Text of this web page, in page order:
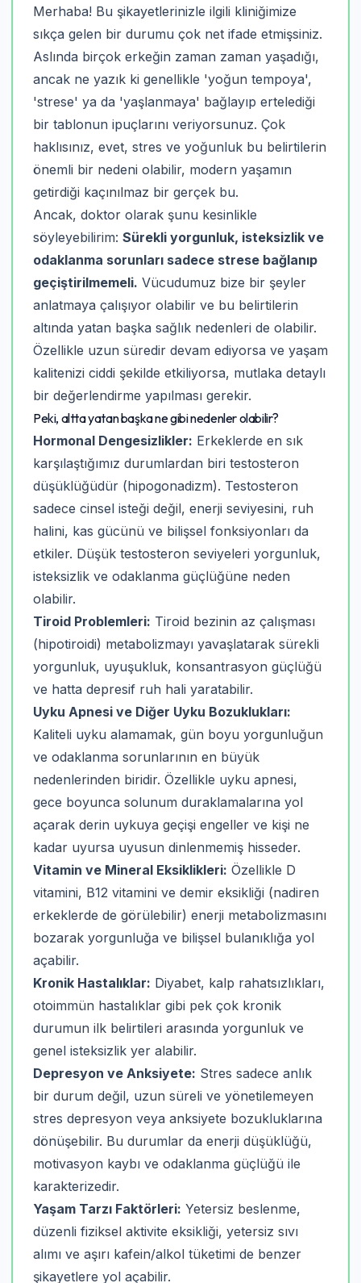
Merhaba! Bu şikayetlerinizle ilgili kliniğimize
sıkça gelen bir durumu çok net ifade etmişsiniz.
Aslında birçok erkeğin zaman zaman yaşadığı,
ancak ne yazık ki genellikle 'yoğun tempoya',
'strese' ya da 'yaşlanmaya' bağlayıp ertelediği
bir tablonun ipuçlarını veriyorsunuz. Çok
haklısınız, evet, stres ve yoğunluk bu belirtilerin
önemli bir nedeni olabilir, modern yaşamın
getirdiği kaçınılmaz bir gerçek bu.
Ancak, doktor olarak şunu kesinlikle
söyleyebilirim: Sürekli yorgunluk, isteksizlik ve
odaklanma sorunları sadece strese bağlanıp
geçiştirilmemeli. Vücudumuz bize bir şeyler
anlatmaya çalışıyor olabilir ve bu belirtilerin
altında yatan başka sağlık nedenleri de olabilir.
Özellikle uzun süredir devam ediyorsa ve yaşam
kalitenizi ciddi şekilde etkiliyorsa, mutlaka detaylı
bir değerlendirme yapılması gerekir.
Peki, altta yatan başka ne gibi nedenler olabilir?
Hormonal Dengesizlikler: Erkeklerde en sık
karşılaştığımız durumlardan biri testosteron
düşüklüğüdür (hipogonadizm). Testosteron
sadece cinsel isteği değil, enerji seviyesini, ruh
halini, kas gücünü ve bilişsel fonksiyonları da
etkiler. Düşük testosteron seviyeleri yorgunluk,
isteksizlik ve odaklanma güçlüğüne neden
olabilir.
Tiroid Problemleri: Tiroid bezinin az çalışması
(hipotiroidi) metabolizmayı yavaşlatarak sürekli
yorgunluk, uyuşukluk, konsantrasyon güçlüğü
ve hatta depresif ruh hali yaratabilir.
Uyku Apnesi ve Diğer Uyku Bozuklukları:
Kaliteli uyku alamamak, gün boyu yorgunluğun
ve odaklanma sorunlarının en büyük
nedenlerinden biridir. Özellikle uyku apnesi,
gece boyunca solunum duraklamalarına yol
açarak derin uykuya geçişi engeller ve kişi ne
kadar uyursa uyusun dinlenmemiş hisseder.
Vitamin ve Mineral Eksiklikleri: Özellikle D
vitamini, B12 vitamini ve demir eksikliği (nadiren
erkeklerde de görülebilir) enerji metabolizmasını
bozarak yorgunluğa ve bilişsel bulanıklığa yol
açabilir.
Kronik Hastalıklar: Diyabet, kalp rahatsızlıkları,
otoimmün hastalıklar gibi pek çok kronik
durumun ilk belirtileri arasında yorgunluk ve
genel isteksizlik yer alabilir.
Depresyon ve Anksiyete: Stres sadece anlık
bir durum değil, uzun süreli ve yönetilemeyen
stres depresyon veya anksiyete bozukluklarına
dönüşebilir. Bu durumlar da enerji düşüklüğü,
motivasyon kaybı ve odaklanma güçlüğü ile
karakterizedir.
Yaşam Tarzı Faktörleri: Yetersiz beslenme,
düzenli fiziksel aktivite eksikliği, yetersiz sıvı
alımı ve aşırı kafein/alkol tüketimi de benzer
şikayetlere yol açabilir.